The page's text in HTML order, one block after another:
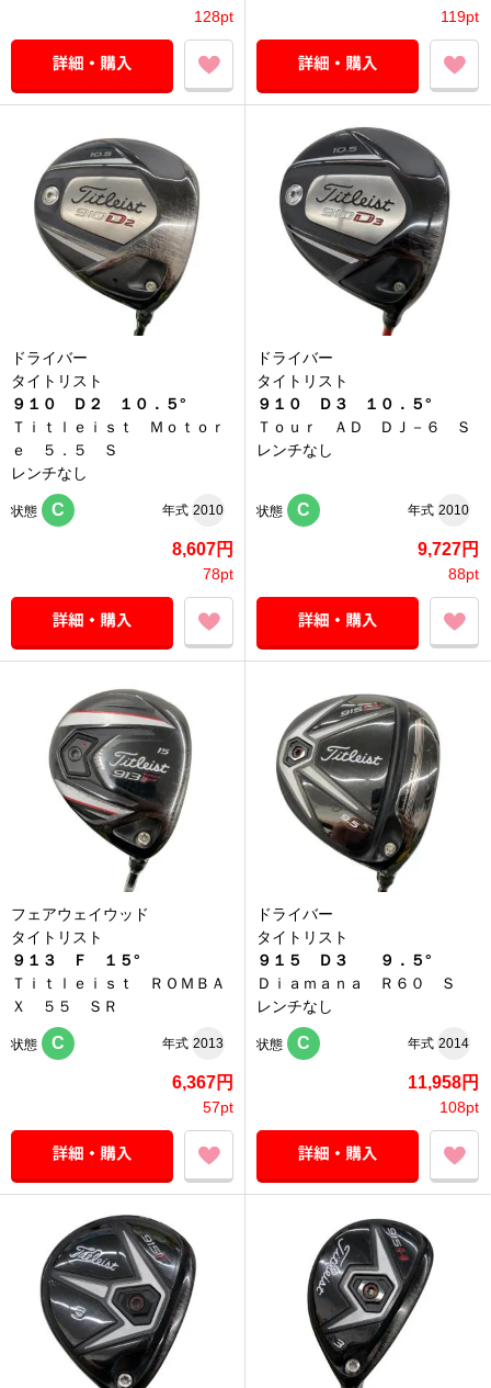
128pt 119pt
ドライバー
タイトリスト
９１０ Ｄ２ １０．５°
Ｔｉｔｌｅｉｓｔ Ｍｏｔｏｒ
ｅ ５．５ Ｓ
レンチなし
状態 C 年式 2010
8,607円
78pt
ドライバー
タイトリスト
９１０ Ｄ３ １０．５°
Ｔｏｕｒ ＡＤ ＤＪ－６ Ｓ
レンチなし
状態 C 年式 2010
9,727円
88pt
フェアウェイウッド
タイトリスト
９１３ Ｆ １５°
Ｔｉｔｌｅｉｓｔ ＲＯＭＢＡ
Ｘ ５５ ＳＲ
状態 C 年式 2013
6,367円
57pt
ドライバー
タイトリスト
９１５ Ｄ３ ９．５°
Ｄｉａｍａｎａ Ｒ６０ Ｓ
レンチなし
状態 C 年式 2014
11,958円
108pt